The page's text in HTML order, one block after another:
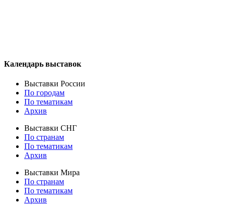
Календарь выставок
Выставки России
По городам
По тематикам
Архив
Выставки СНГ
По странам
По тематикам
Архив
Выставки Мира
По странам
По тематикам
Архив